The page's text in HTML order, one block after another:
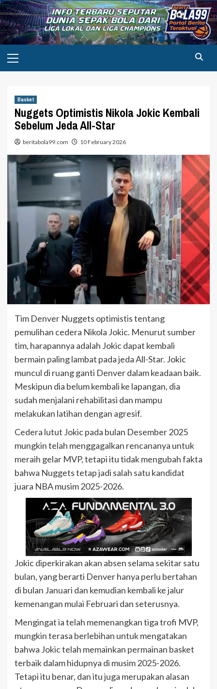
Skip
to
content
Menu
Basket
Nuggets Optimistis Nikola Jokic Kembali
Sebelum Jeda All-Star
beritabola99.com 10 February 2026
Tim Denver Nuggets optimistis tentang
pemulihan cedera Nikola Jokic. Menurut sumber
tim, harapannya adalah Jokic dapat kembali
bermain paling lambat pada jeda All-Star. Jokic
muncul di ruang ganti Denver dalam keadaan baik.
Meskipun dia belum kembali ke lapangan, dia
sudah menjalani rehabilitasi dan mampu
melakukan latihan dengan agresif.
Cedera lutut Jokic pada bulan Desember 2025
mungkin telah menggagalkan rencananya untuk
meraih gelar MVP, tetapi itu tidak mengubah fakta
bahwa Nuggets tetap jadi salah satu kandidat
juara NBA musim 2025-2026.
Jokic diperkirakan akan absen selama sekitar satu
bulan, yang berarti Denver hanya perlu bertahan
di bulan Januari dan kemudian kembali ke jalur
kemenangan mulai Februari dan seterusnya.
Mengingat ia telah memenangkan tiga trofi MVP,
mungkin terasa berlebihan untuk mengatakan
bahwa Jokic telah memainkan permainan basket
terbaik dalam hidupnya di musim 2025-2026.
Tetapi itu benar, dan itu juga merupakan alasan